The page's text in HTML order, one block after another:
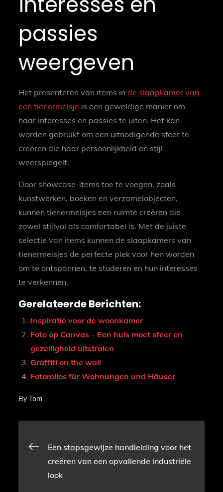
passies
weergeven
Het presenteren van items inde slaapkamer van
een tienermeisje is een geweldige manier om
haar interesses en passies te uiten. Het kan
worden gebruikt om een uitnodigende sfeer te
creëren die haar persoonlijkheid en stijl
weerspiegelt.
Door showcase-items toe te voegen, zoals
kunstwerken, boeken en verzamelobjecten,
kunnen tienermeisjes een ruimte creëren die
zowel stijlvol als comfortabel is. Met de juiste
selectie van items kunnen de slaapkamers van
tienermeisjes de perfecte plek voor hen worden
om te ontspannen, te studeren en hun interesses
te verkennen.
Gerelateerde Berichten:
Inspiratie voor de woonkamer
Foto op Canvas – Een huis moet sfeer en
gezelligheid uitstralen
Graffiti on the wall
Fotorollos für Wohnungen und Häuser
ByTom
Bericht
navigatie
Een stapsgewijze handleiding voor het
creëren van een opvallende industriële
look